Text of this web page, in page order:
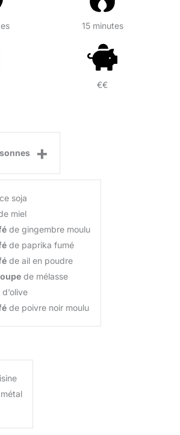
15 minutes
€€
+
soja
miel
de gingembre moulu
de paprika fumé
de ail en poudre
de mélasse
de poivre noir moulu